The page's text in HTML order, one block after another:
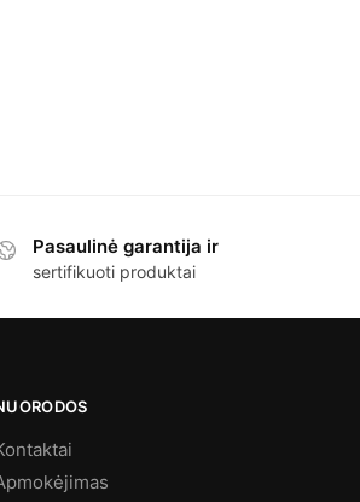
Pasaulinė garantija ir
sertifikuoti produktai